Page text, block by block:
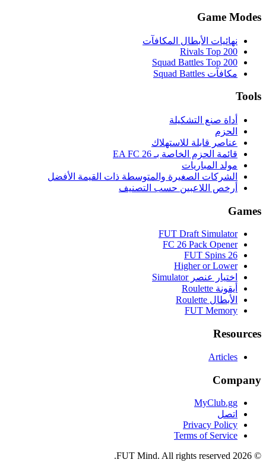
Game Modes
نهائيات الأبطال المكافآت
Rivals Top 200
Squad Battles Top 200
مكافآت Squad Battles
Tools
أداة صنع التشكيلة
الحزم
عناصر قابلة للاستهلاك
قائمة الحزم الخاصة بـ EA FC 26
مولد المباريات
الشركات الصغيرة والمتوسطة ذات القيمة الأفضل
أرخص اللاعبين حسب التصنيف
Games
FUT Draft Simulator
FC 26 Pack Opener
FUT Spins 26
Higher or Lower
اختيار عنصر Simulator
أيقونة Roulette
الأبطال Roulette
FUT Memory
Resources
Articles
Company
MyClub.gg
اتصل
Privacy Policy
Terms of Service
©
2026